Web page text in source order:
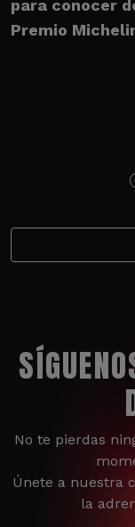
para conocer
Premio
No te pierdas
Únete a nuestra
la